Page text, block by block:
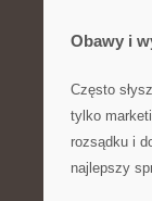
Obawy i
Często
tylko
rozsądku i
najlepszy